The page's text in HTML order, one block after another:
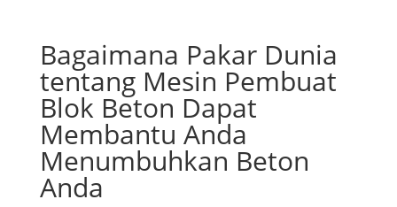
Bagaimana Pakar Dunia
tentang Mesin Pembuat
Blok Beton Dapat
Membantu Anda
Menumbuhkan Beton
Anda